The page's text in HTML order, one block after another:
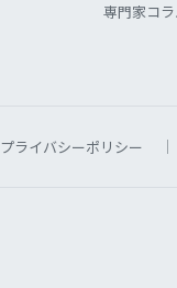
専門家コ
プライバシーポリシー